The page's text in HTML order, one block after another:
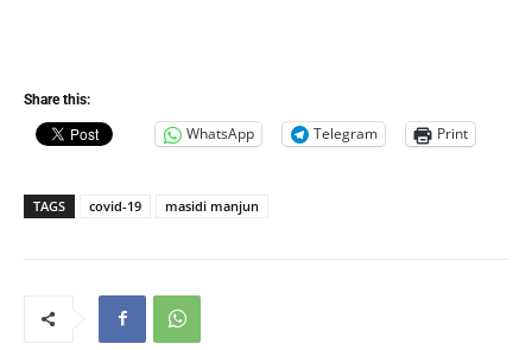
Share this:
WhatsApp Telegram Print
TAGS covid-19 masidi manjun